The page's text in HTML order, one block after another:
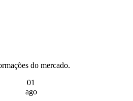
do mercado.
01
ago